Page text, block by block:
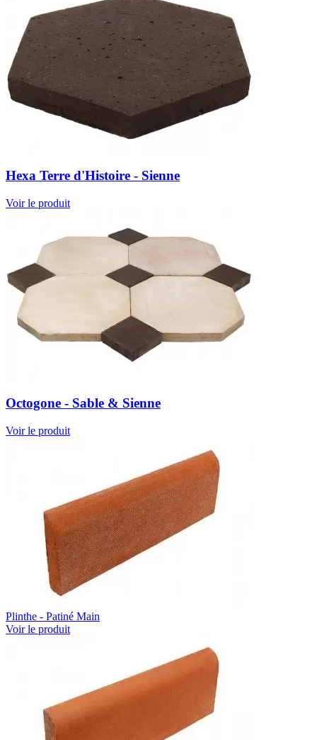
Hexa Terre d'Histoire - Sienne
Voir le produit
Octogone - Sable & Sienne
Voir le produit
Plinthe - Patiné Main
Voir le produit